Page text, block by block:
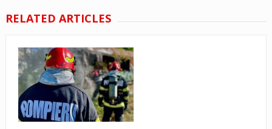
RELATED ARTICLES